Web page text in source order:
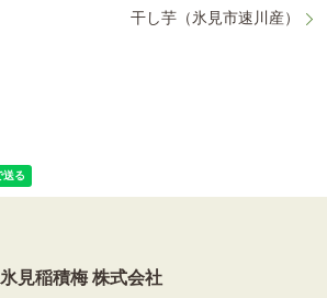
干し芋（氷見市速川産）
氷見稲積梅 株式会社